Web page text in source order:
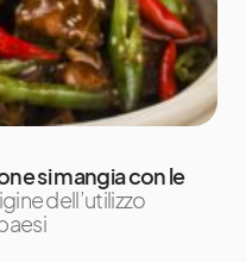
si mangia con le
dell’utilizzo